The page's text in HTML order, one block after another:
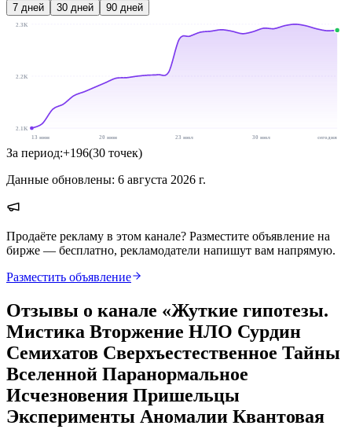
7 дней 30 дней 90 дней
2.3K
2.2K
2.1K
13 июн
20 июн 23 июл 30 июл сегодня
За период:+196(30 точек)
Данные обновлены: 6 августа 2026 г.
Продаёте рекламу в этом канале? Разместите объявление на
бирже — бесплатно, рекламодатели напишут вам напрямую.
Разместить объявление
Отзывы о канале «Жуткие гипотезы.
Мистика Вторжение НЛО Сурдин
Семихатов Сверхъестественное Тайны
Вселенной Паранормальное
Исчезновения Пришельцы
Эксперименты Аномалии Квантовая